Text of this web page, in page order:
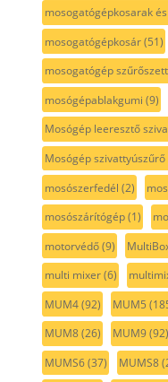
mosogatógépkosarak
mosogatógépkosár(51)
mosogatógép szűrőszett
mosógépablakgumi (9)
Mosógép leeresztő
Mosógép szivattyúszűrő
mosószerfedél (2)
mosószárítógép(1)
motorvédő(9)
multi mixer(6)
MUM4(92) MUM5
MUM8(26) MUM9(92)
MUMS6(37) MUMS8